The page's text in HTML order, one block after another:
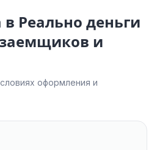
Реально деньги
и
оформления и